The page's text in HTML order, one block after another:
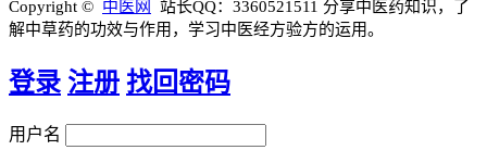
Copyright © 中医网 站长QQ：3360521511 分享中医药知识，了
解中草药的功效与作用，学习中医经方验方的运用。
登录 注册 找回密码
用户名